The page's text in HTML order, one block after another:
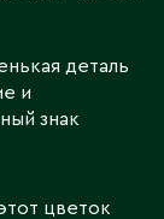
деталь
и
знак
цветок